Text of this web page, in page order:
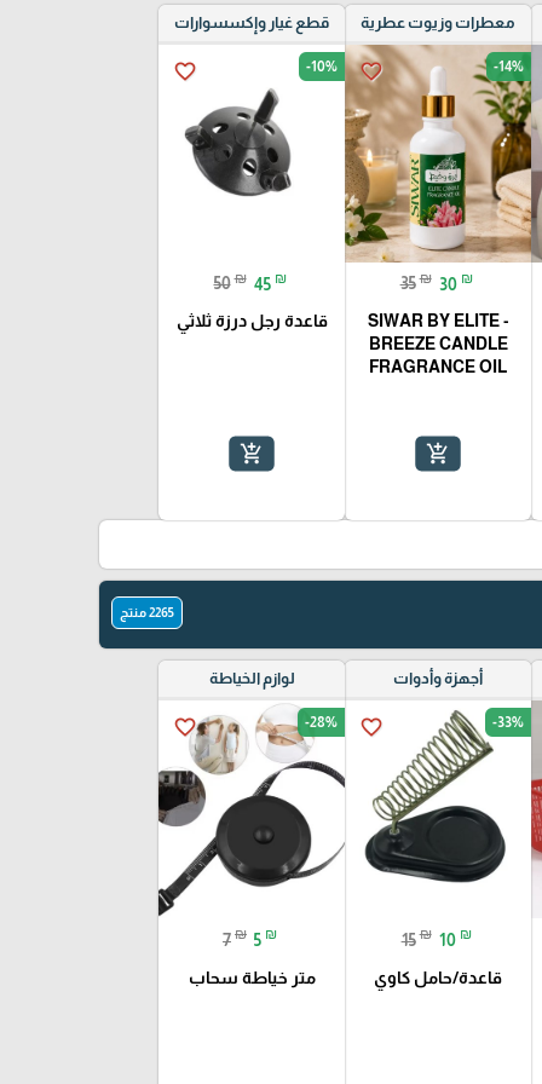
معطرات وزيوت عطرية
favorite_border -14%
35 ₪ 30 ₪
SIWAR BY ELITE -
BREEZE CANDLE
FRAGRANCE OIL
add_shopping_cart
قطع غيار وإكسسوارات
favorite_border -10%
50 ₪ 45 ₪
قاعدة رجل درزة ثلاثي
add_shopping_cart
2265 منتج
أجهزة وأدوات
favorite_border -33%
15 ₪ 10 ₪
قاعدة/حامل كاوي
لوازم الخياطة
favorite_border -28%
7 ₪ 5 ₪
متر خياطة سحاب